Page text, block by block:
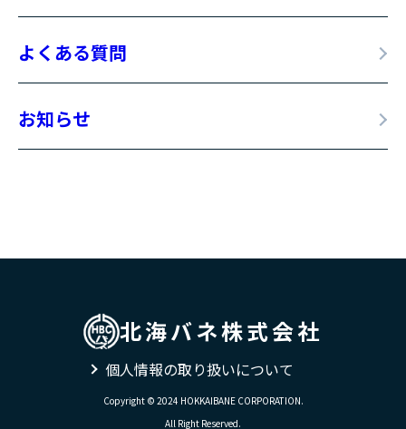
よくある質問
お知らせ
北海バネ株式会社
個人情報の取り扱いについて
Copyright © 2024 HOKKAIBANE CORPORATION.
All Right Reserved.